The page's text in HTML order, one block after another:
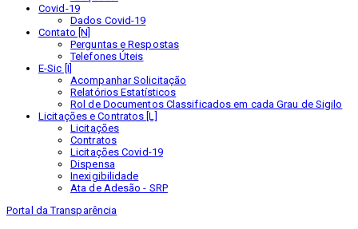
Covid-19
Dados Covid-19
Contato [N]
Perguntas e Respostas
Telefones Úteis
E-Sic [I]
Acompanhar Solicitação
Relatórios Estatísticos
Rol de Documentos Classificados em cada Grau de Sigilo
Licitações e Contratos [L]
Licitações
Contratos
Licitações Covid-19
Dispensa
Inexigibilidade
Ata de Adesão - SRP
Portal da Transparência